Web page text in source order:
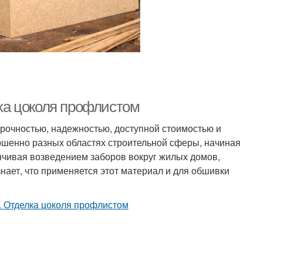
цоколя профлистом
надежностью, доступной стоимостью и
разных областях строительной сферы, начиная
возведением заборов вокруг жилых домов,
что применяется этот материал и для обшивки